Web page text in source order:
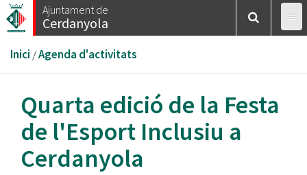
Vés
al
Ajuntament de
Cerdanyola
Esteu
aquí
Inici /Agenda d'activitats
Quarta edició de la Festa
de l'Esport Inclusiu a
Cerdanyola